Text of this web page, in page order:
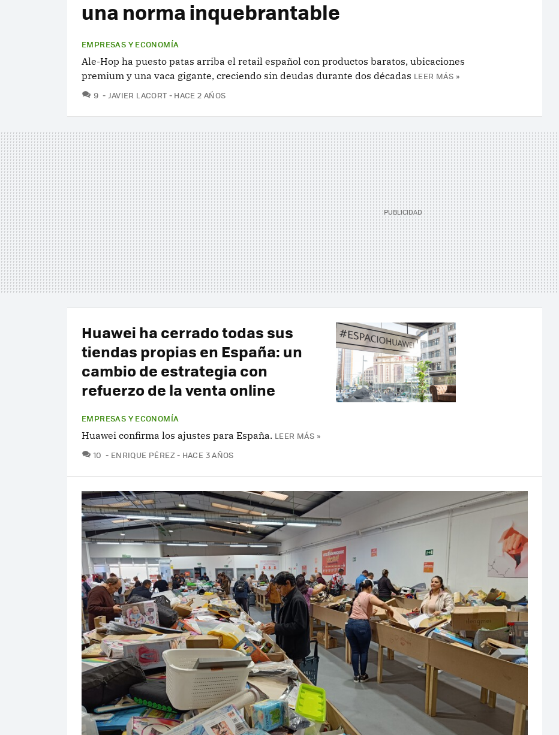
una norma inquebrantable
EMPRESAS Y ECONOMÍA
Ale-Hop ha puesto patas arriba el retail español con productos baratos, ubicaciones
premium y una vaca gigante, creciendo sin deudas durante dos décadas LEER MÁS »
9 COMENTARIOS
JAVIER LACORT HACE 2 AÑOS
Huawei ha cerrado todas sus
tiendas propias en España: un
cambio de estrategia con
refuerzo de la venta online
EMPRESAS Y ECONOMÍA
Huawei confirma los ajustes para España. LEER MÁS »
10 COMENTARIOS
ENRIQUE PÉREZ HACE 3 AÑOS